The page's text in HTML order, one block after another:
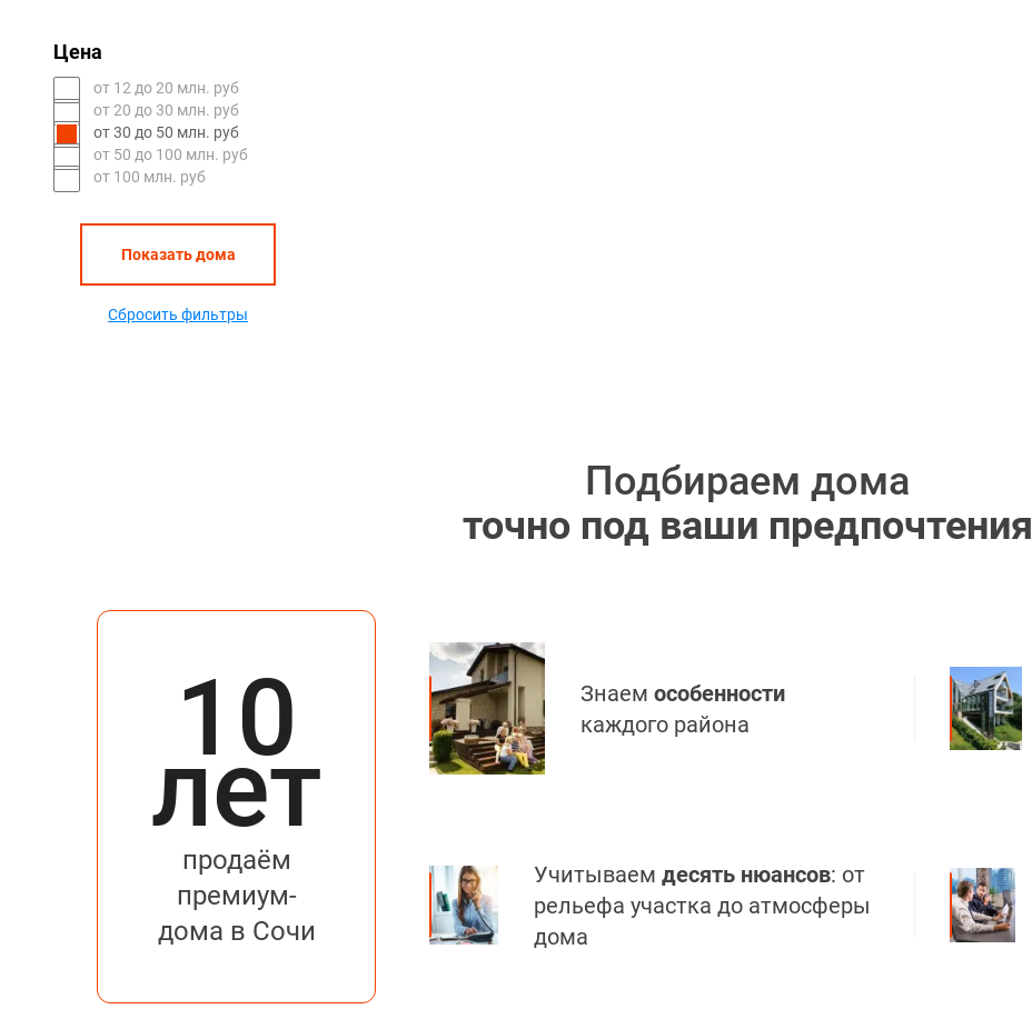
Цена
oт 12 до 20 млн. руб
oт 20 до 30 млн. руб
oт 30 до 50 млн. руб
oт 50 до 100 млн. руб
от 100 млн. руб
Показать дома
Сбросить фильтры
Подбираем дома
точно под ваши предпочтения
10
лет
продаём
премиум-
дома в Сочи
Знаемособенности
каждого района
Учитываемдесять нюансов: от
рельефа участка до атмосферы
дома